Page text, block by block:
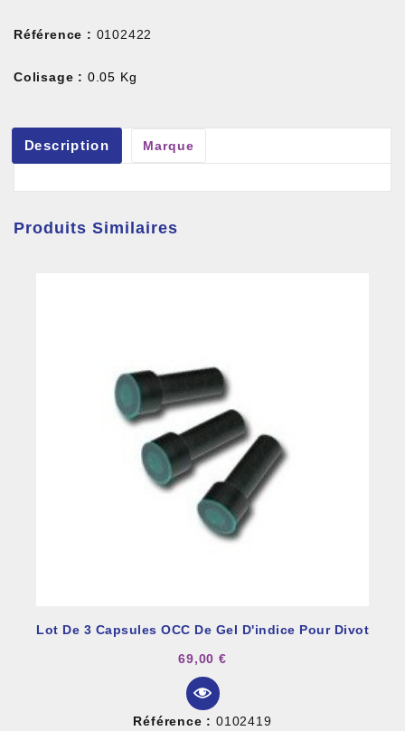
Référence : 0102422
Colisage : 0.05 Kg
Description Marque
Produits Similaires
Lot De 3 Capsules OCC De Gel D'indice Pour Divot
69,00 €
Référence : 0102419